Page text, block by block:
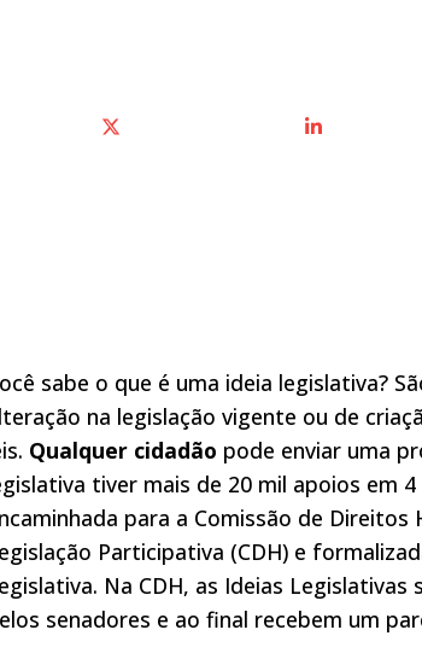
sabe o que é uma ideia legislativa?
na legislação vigente ou de
Qualquer cidadão pode enviar uma
tiver mais de 20 mil apoios em 4
para a Comissão de Direitos
Participativa (CDH) e
Na CDH, as Ideias Legislativas
senadores e ao final recebem um